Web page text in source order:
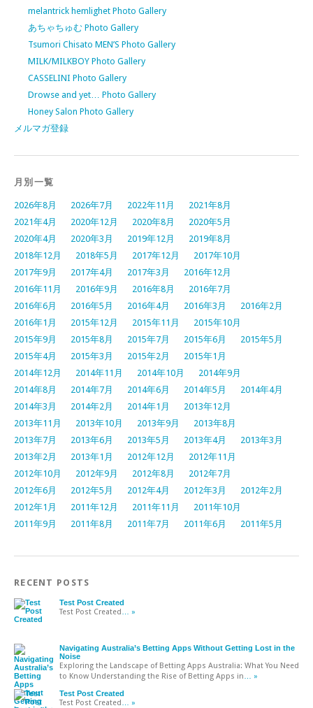
melantrick hemlighet Photo Gallery
あちゃちゅむ Photo Gallery
Tsumori Chisato MEN’S Photo Gallery
MILK/MILKBOY Photo Gallery
CASSELINI Photo Gallery
Drowse and yet… Photo Gallery
Honey Salon Photo Gallery
メルマガ登録
月別一覧
2026年8月 2026年7月 2022年11月
2021年8月
2021年4月
2020年12月 2020年8月
2020年5月
2020年4月
2020年3月 2019年12月
2019年8月
2018年12月
2018年5月 2017年12月
2017年10月
2017年9月
2017年4月 2017年3月
2016年12月
2016年11月
2016年9月 2016年8月
2016年7月
2016年6月
2016年5月 2016年4月 2016年3月
2016年2月
2016年1月
2015年12月 2015年11月
2015年10月
2015年9月
2015年8月 2015年7月 2015年6月
2015年5月
2015年4月
2015年3月 2015年2月
2015年1月
2014年12月
2014年11月 2014年10月
2014年9月
2014年8月
2014年7月 2014年6月 2014年5月
2014年4月
2014年3月
2014年2月 2014年1月
2013年12月
2013年11月
2013年10月 2013年9月
2013年8月
2013年7月
2013年6月 2013年5月 2013年4月
2013年3月
2013年2月
2013年1月 2012年12月
2012年11月
2012年10月
2012年9月 2012年8月
2012年7月
2012年6月
2012年5月 2012年4月 2012年3月
2012年2月
2012年1月
2011年12月 2011年11月
2011年10月
2011年9月
2011年8月 2011年7月 2011年6月 2011年5月
RECENT POSTS
Test Post Created
Test Post Created … »
Navigating Australia’s Betting Apps Without Getting Lost in the
Noise
Exploring the Landscape of Betting Apps Australia: What You Need
to Know Understanding the Rise of Betting Apps in … »
Test Post Created
Test Post Created … »